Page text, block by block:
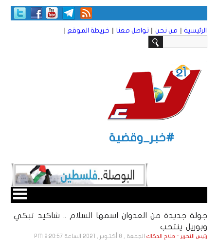
الرئيسية | من نحن | تواصل معنا | خريطة الموقع |
#خبر_وقضية
جولة جديدة من العدوان اسمها السلام .. شاكيد تبكي
وبوريل ينتحب
رئيس التحرير - صلاح الدكاك الجمعة , 8 أكـتـوبـر , 2021 الساعة 9:20:57 PM